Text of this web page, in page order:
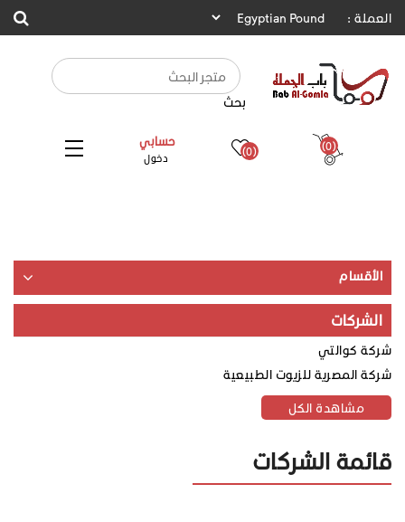
العملة :
بحث
حسابي
دخول (0) (0)
الأقسام
الشركات
شركة كوالتي
شركة المصرية للزيوت الطبيعية
مشاهدة الكل
قائمة الشركات